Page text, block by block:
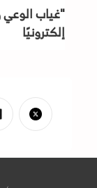
"غياب الوعي
إلكترونيًا